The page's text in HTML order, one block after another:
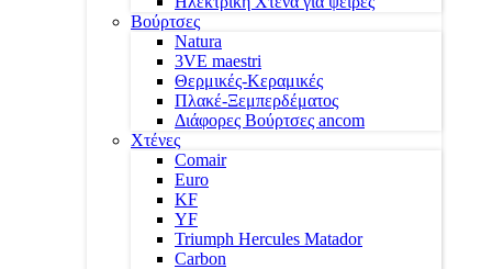
Βούρτσες
Natura
3VE maestri
Θερμικές-Κεραμικές
Πλακέ-Ξεμπερδέματος
Διάφορες Βούρτσες ancom
Χτένες
Comair
Euro
KF
YF
Triumph Hercules Matador
Carbon